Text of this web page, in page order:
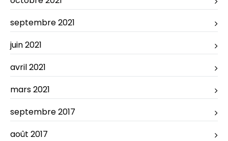
septembre 2021
juin 2021
avril 2021
mars 2021
septembre 2017
août 2017